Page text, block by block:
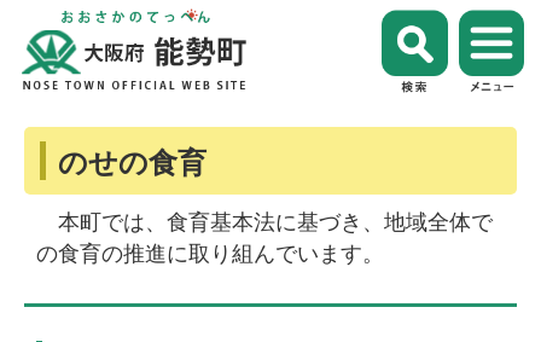
のせの食育
本町では、食育基本法に基づき、地域全体で
の食育の推進に取り組んでいます。